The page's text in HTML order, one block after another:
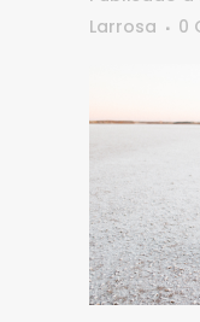
Larrosa
0